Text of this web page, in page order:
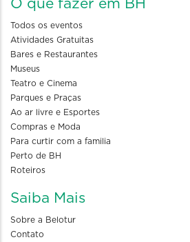
O que fazer em BH
Todos os eventos
Atividades Gratuitas
Bares e Restaurantes
Museus
Teatro e Cinema
Parques e Praças
Ao ar livre e Esportes
Compras e Moda
Para curtir com a familia
Perto de BH
Roteiros
Saiba Mais
Sobre a Belotur
Contato